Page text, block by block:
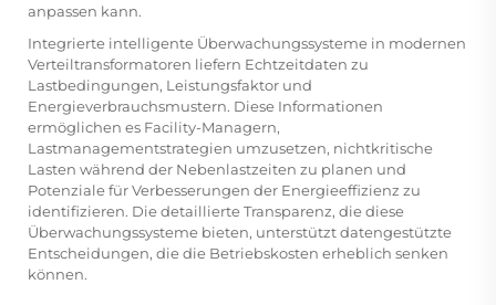
anpassen kann.
Integrierte intelligente Überwachungssysteme in modernen
Verteiltransformatoren liefern Echtzeitdaten zu
Lastbedingungen, Leistungsfaktor und
Energieverbrauchsmustern. Diese Informationen
ermöglichen es Facility-Managern,
Lastmanagementstrategien umzusetzen, nichtkritische
Lasten während der Nebenlastzeiten zu planen und
Potenziale für Verbesserungen der Energieeffizienz zu
identifizieren. Die detaillierte Transparenz, die diese
Überwachungssysteme bieten, unterstützt datengestützte
Entscheidungen, die die Betriebskosten erheblich senken
können.